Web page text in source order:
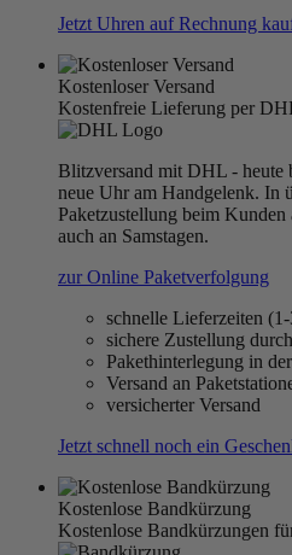
Jetzt Uhren auf Rechnung
Kostenloser Versand
Kostenfreie Lieferung per
Blitzversand mit DHL - heute
neue Uhr am Handgelenk. In
Paketzustellung beim
auch an Samstagen.
zur Online Paketverfolgung
schnelle Lieferzeiten
sichere Zustellung
Pakethinterlegung in
Versand an
versicherter Versand
Jetzt schnell noch ein
Kostenlose Bandkürzung
Kostenlose Bandkürzungen